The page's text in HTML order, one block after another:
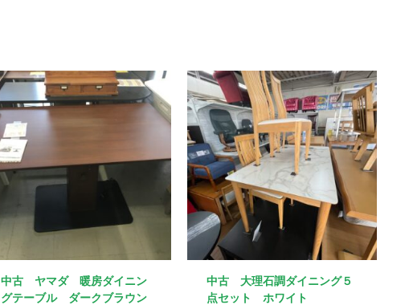
中古 ヤマダ 暖房ダイニン
グテーブル ダークブラウン
中古 大理石調ダイニング５
点セット ホワイト